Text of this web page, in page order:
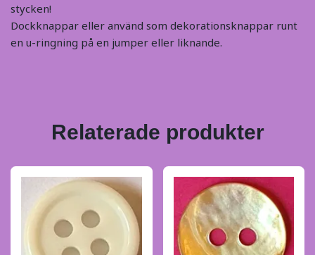
stycken!
Dockknappar eller använd som dekorationsknappar runt
en u-ringning på en jumper eller liknande.
Relaterade produkter